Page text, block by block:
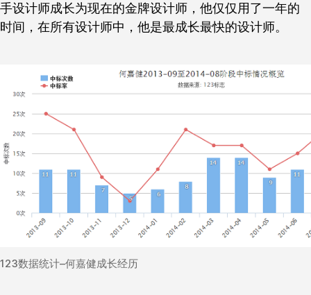
手设计师成长为现在的金牌设计师，他仅仅用了一年的
时间，在所有设计师中，他是最成长最快的设计师。
123数据统计–何嘉健成长经历